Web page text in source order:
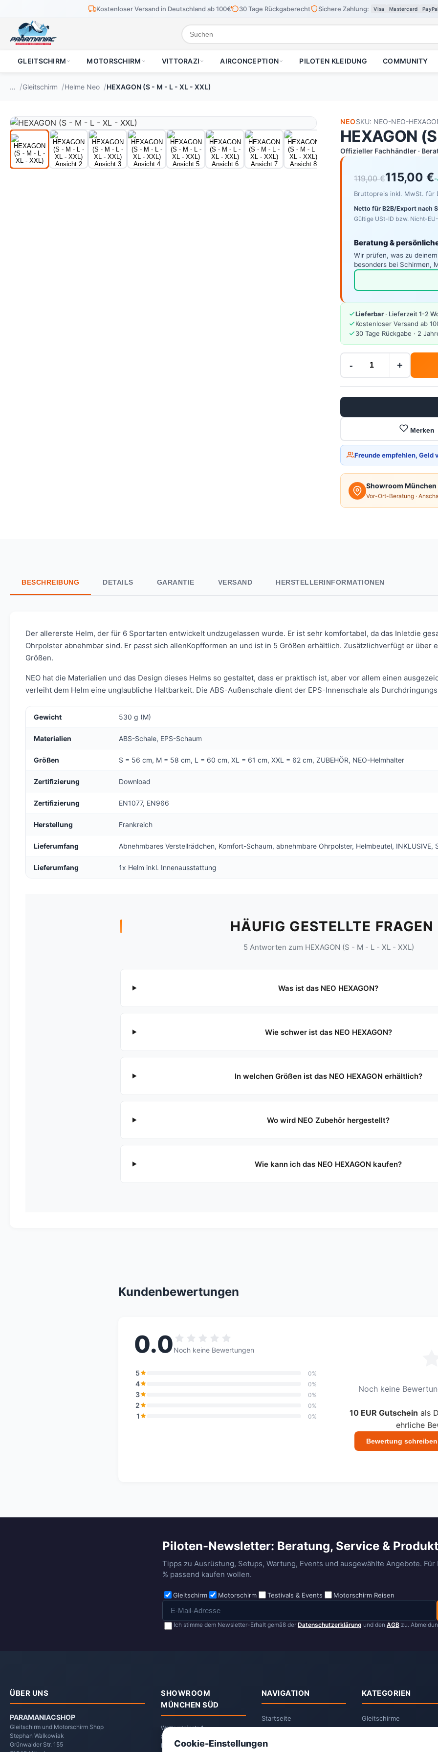
Kostenloser Versand in Deutschland ab 100€ 30 Tage Rückgaberecht Sichere Zahlung: Visa Mastercard
GLEITSCHIRM MOTORSCHIRM VITTORAZI AIRCONCEPTION PILOTEN KLEIDUNG COMMUNITY
… Gleitschirm Helme Neo HEXAGON (S - M - L - XL - XXL)
NEOSKU: NEO-NEO-
HEXAGON
Offizieller Fachhändler ·
119,00 €115,00 €-
Bruttopreis inkl. MwSt. für
Netto für B2B/Export nach
Gültige USt-ID bzw. Nicht-
Beratung &
Wir prüfen, was zu
besonders bei Schirmen,
Lieferbar · Lieferzeit 1-2
Kostenloser Versand ab
30 Tage Rückgabe · 2
- +
Merken
Freunde empfehlen, Geld
Showroom München
Vor-Ort-Beratung ·
BESCHREIBUNG DETAILS GARANTIE VERSAND HERSTELLERINFORMATIONEN
Der allererste Helm, der für 6 Sportarten entwickelt undzugelassen wurde. Er ist sehr komfortabel, da das Inletdie
Ohrpolster abnehmbar sind. Er passt sich allenKopfformen an und ist in 5 Größen erhältlich. Zusätzlichverfügt er
Größen.
NEO hat die Materialien und das Design dieses Helms so gestaltet, dass er praktisch ist, aber vor allem einen
verleiht dem Helm eine unglaubliche Haltbarkeit. Die ABS-Außenschale dient der EPS-Innenschale als
Gewicht 530 g (M)
Materialien ABS-Schale, EPS-Schaum
Größen S = 56 cm, M = 58 cm, L = 60 cm, XL = 61 cm, XXL = 62 cm, ZUBEHÖR, NEO-Helmhalter
Zertifizierung Download
Zertifizierung EN1077, EN966
Herstellung Frankreich
Lieferumfang Abnehmbares Verstellrädchen, Komfort-Schaum, abnehmbare Ohrpolster, Helmbeutel, INKLUSIVE,
Lieferumfang 1x Helm inkl. Innenausstattung
HÄUFIG GESTELLTE FRAGEN
5 Antworten zum HEXAGON (S - M - L - XL - XXL)
Was ist das NEO HEXAGON?
Wie schwer ist das NEO HEXAGON?
In welchen Größen ist das NEO HEXAGON erhältlich?
Wo wird NEO Zubehör hergestellt?
Wie kann ich das NEO HEXAGON kaufen?
Kundenbewertungen
0.0Noch keine Bewertungen
5 0%
4 0%
3 0%
2 0%
1 0%
Noch keine
10 EUR Gutschein als
ehrliche
Bewertung
Piloten-Newsletter: Beratung, Service &
Tipps zu Ausrüstung, Setups, Wartung, Events und ausgewählte Angebote. Für
% passend kaufen wollen.
Gleitschirm Motorschirm Testivals & Events Motorschirm Reisen
Ich stimme dem Newsletter-Erhalt gemäß der Datenschutzerklärung und den AGB zu.
ÜBER UNS
PARAMANIACSHOP
Gleitschirm und Motorschirm Shop
Stephan Walkowiak
Grünwalder Str. 155
SHOWROOM
MÜNCHEN SÜD
Wettersteinstr. 1
82024 Taufkirchen
Deutschland
NAVIGATION
Startseite
Kontakt
KATEGORIEN
Gleitschirme
Cookie-Einstellungen